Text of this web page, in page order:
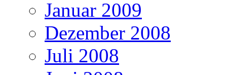
Januar 2009
Dezember 2008
Juli 2008